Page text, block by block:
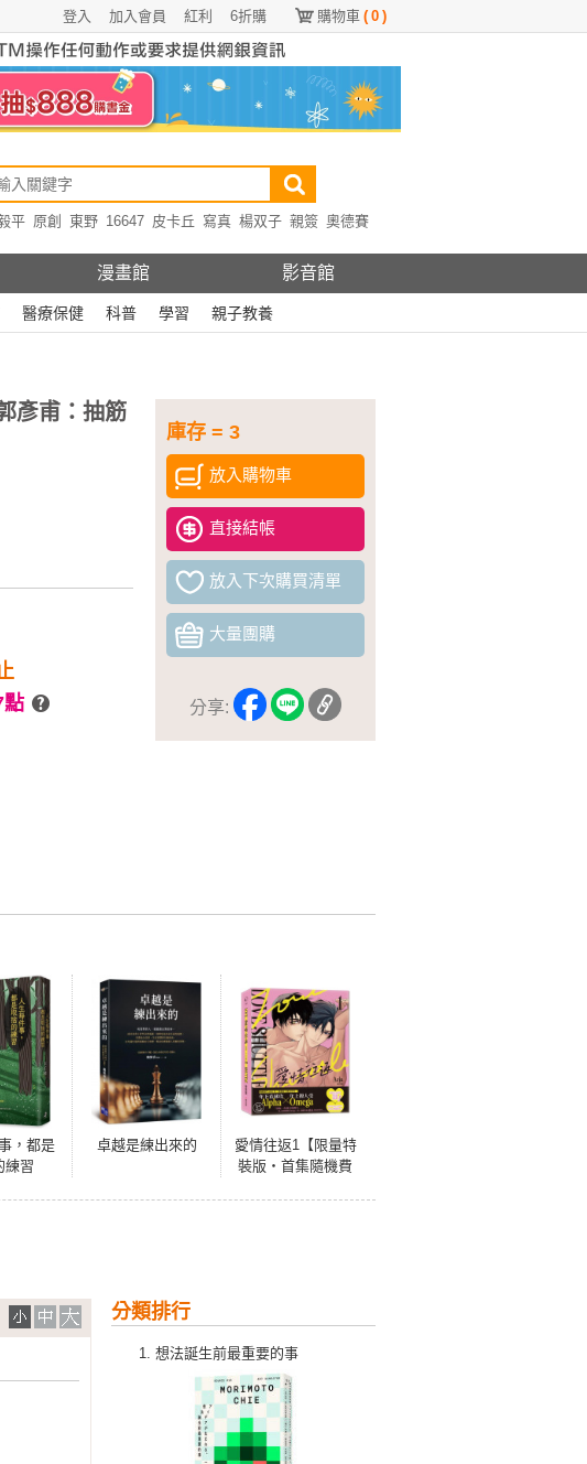
購物車 ( 0 )
6折購
紅利
加入會員
登入
平 原創 東野 16647 皮卡丘 寫真 楊双子 親簽 奧德賽
漫畫館 影音館
醫療保健 科普 學習 親子教養
庫存 = 3
放入購物車
直接結帳
放入下次購買清單
大量團購
分享:
彥甫：抽筋
點
，都是
練習
卓越是練出來的
愛情往返1【限量特
裝版・首集隨機費
分類排行
想法誕生前最重要的事